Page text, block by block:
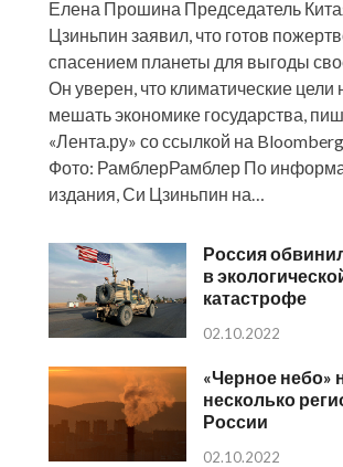
Елена Прошина Председатель
Цзиньпин заявил, что готов
спасением планеты для выгоды
Он уверен, что климатические
мешать экономике государства,
«Лента.ру» со ссылкой на
Фото: РамблерРамблер По
издания, Си Цзиньпин на…
Россия
в
катастрофе
02.10.2022
«Черное небо»
несколько
России
02.10.2022